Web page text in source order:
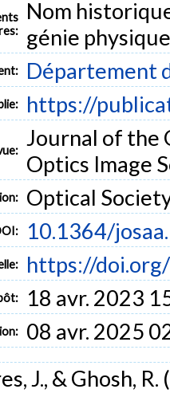
Nom
génie
Département
https://
Journal of the
Optics Image
Optical
10.1364/
https://
18 avr. 2023
08 avr. 2025
J., & Ghosh,